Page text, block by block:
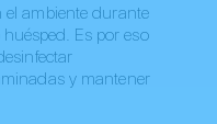
el ambiente durante
Es por eso
y mantener